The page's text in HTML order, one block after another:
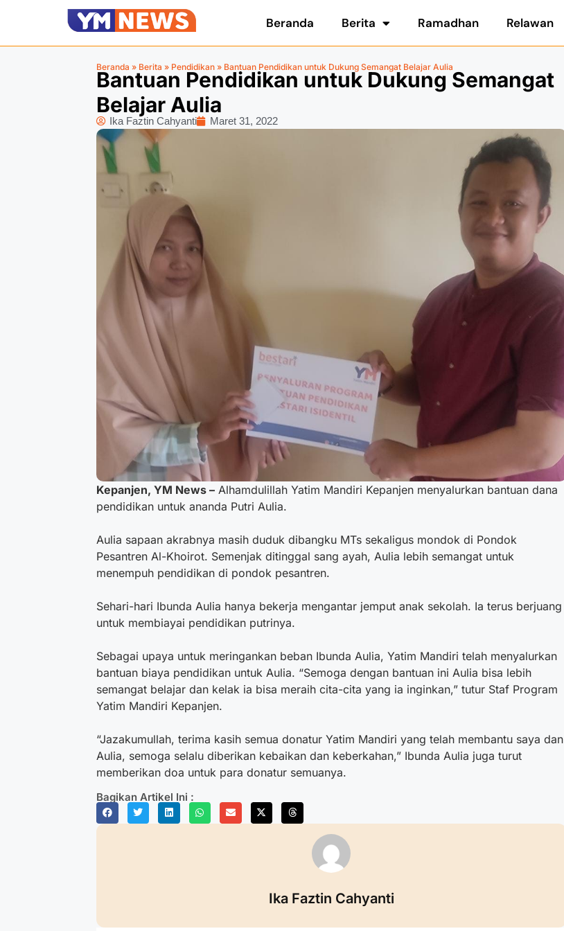
Beranda Berita Ramadhan Relawan
Beranda » Berita » Pendidikan » Bantuan Pendidikan untuk Dukung Semangat Belajar Aulia
Bantuan Pendidikan untuk Dukung Semangat
Belajar Aulia
Ika Faztin Cahyanti Maret 31, 2022
Kepanjen, YM News – Alhamdulillah Yatim Mandiri Kepanjen menyalurkan bantuan dana
pendidikan untuk ananda Putri Aulia.
Aulia sapaan akrabnya masih duduk dibangku MTs sekaligus mondok di Pondok
Pesantren Al-Khoirot. Semenjak ditinggal sang ayah, Aulia lebih semangat untuk
menempuh pendidikan di pondok pesantren.
Sehari-hari Ibunda Aulia hanya bekerja mengantar jemput anak sekolah. Ia terus berjuang
untuk membiayai pendidikan putrinya.
Sebagai upaya untuk meringankan beban Ibunda Aulia, Yatim Mandiri telah menyalurkan
bantuan biaya pendidikan untuk Aulia. “Semoga dengan bantuan ini Aulia bisa lebih
semangat belajar dan kelak ia bisa meraih cita-cita yang ia inginkan,” tutur Staf Program
Yatim Mandiri Kepanjen.
“Jazakumullah, terima kasih semua donatur Yatim Mandiri yang telah membantu saya dan
Aulia, semoga selalu diberikan kebaikan dan keberkahan,” Ibunda Aulia juga turut
memberikan doa untuk para donatur semuanya.
Bagikan Artikel Ini :
Ika Faztin Cahyanti